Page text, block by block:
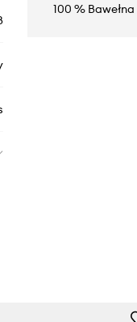
100 % Bawełna